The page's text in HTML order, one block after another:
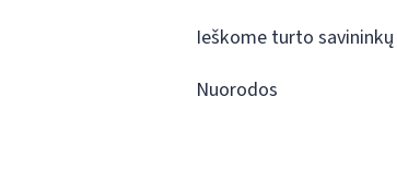
Ieškome turto savininkų
Nuorodos